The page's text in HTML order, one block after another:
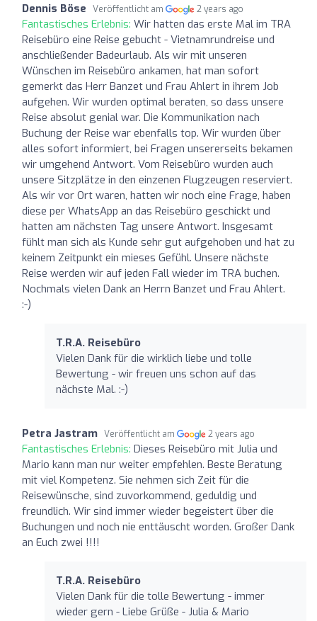
Dennis Böse Veröffentlicht am 2 years ago
Fantastisches Erlebnis: Wir hatten das erste Mal im TRA
Reisebüro eine Reise gebucht - Vietnamrundreise und
anschließender Badeurlaub. Als wir mit unseren
Wünschen im Reisebüro ankamen, hat man sofort
gemerkt das Herr Banzet und Frau Ahlert in ihrem Job
aufgehen. Wir wurden optimal beraten, so dass unsere
Reise absolut genial war. Die Kommunikation nach
Buchung der Reise war ebenfalls top. Wir wurden über
alles sofort informiert, bei Fragen unsererseits bekamen
wir umgehend Antwort. Vom Reisebüro wurden auch
unsere Sitzplätze in den einzenen Flugzeugen reserviert.
Als wir vor Ort waren, hatten wir noch eine Frage, haben
diese per WhatsApp an das Reisebüro geschickt und
hatten am nächsten Tag unsere Antwort. Insgesamt
fühlt man sich als Kunde sehr gut aufgehoben und hat zu
keinem Zeitpunkt ein mieses Gefühl. Unsere nächste
Reise werden wir auf jeden Fall wieder im TRA buchen.
Nochmals vielen Dank an Herrn Banzet und Frau Ahlert.
:-)
T.R.A. Reisebüro
Vielen Dank für die wirklich liebe und tolle
Bewertung - wir freuen uns schon auf das
nächste Mal. :-)
Petra Jastram Veröffentlicht am 2 years ago
Fantastisches Erlebnis: Dieses Reisebüro mit Julia und
Mario kann man nur weiter empfehlen. Beste Beratung
mit viel Kompetenz. Sie nehmen sich Zeit für die
Reisewünsche, sind zuvorkommend, geduldig und
freundlich. Wir sind immer wieder begeistert über die
Buchungen und noch nie enttäuscht worden. Großer Dank
an Euch zwei !!!!
T.R.A. Reisebüro
Vielen Dank für die tolle Bewertung - immer
wieder gern - Liebe Grüße - Julia & Mario